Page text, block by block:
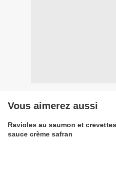
Vous aimerez aussi
Ravioles au saumon et crevettes
sauce crème safran